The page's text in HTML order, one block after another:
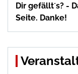
Dir gefällt´s? -
Seite. Danke!